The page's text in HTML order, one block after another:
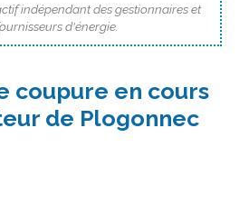
indépendant des gestionnaires et
d'énergie.
coupure en cours
de Plogonnec